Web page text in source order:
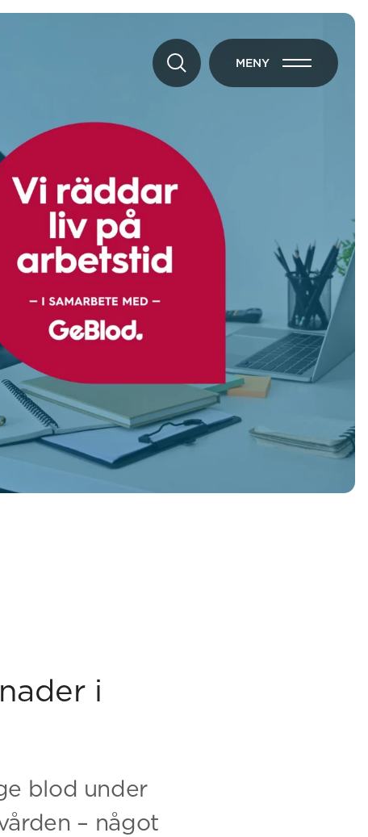
ÖPPNA MENY
MENY
i
blod under
– något